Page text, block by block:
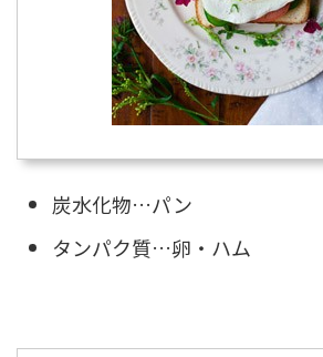
炭水化物…パン
タンパク質…卵・ハム